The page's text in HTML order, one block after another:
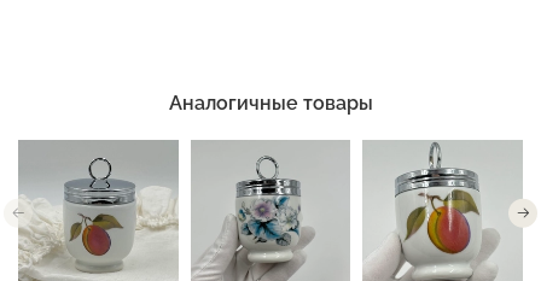
Аналогичные товары